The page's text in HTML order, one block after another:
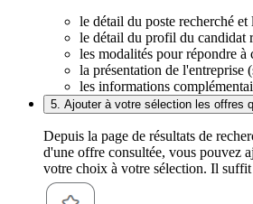
le détail du poste recherché et
le détail du profil du candidat
les modalités pour répondre à
la présentation de l'entreprise
les informations
5. Ajouter à votre sélection les offres
Depuis la page de résultats de
d'une offre consultée, vous pouvez
votre choix à votre sélection. Il